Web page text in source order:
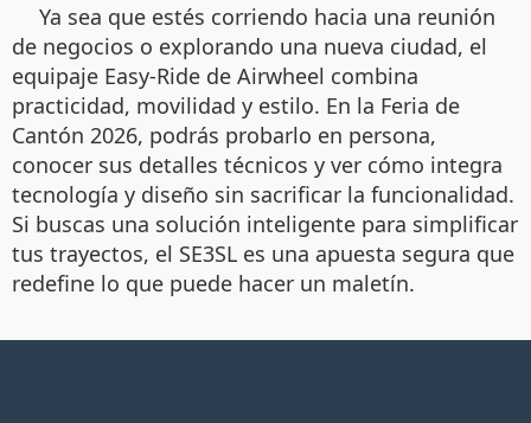
Ya sea que estés corriendo hacia una reunión
de negocios o explorando una nueva ciudad, el
equipaje Easy-Ride de Airwheel combina
practicidad, movilidad y estilo. En la Feria de
Cantón 2026, podrás probarlo en persona,
conocer sus detalles técnicos y ver cómo integra
tecnología y diseño sin sacrificar la funcionalidad.
Si buscas una solución inteligente para simplificar
tus trayectos, el SE3SL es una apuesta segura que
redefine lo que puede hacer un maletín.